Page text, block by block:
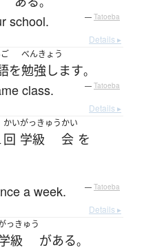
school. — Tatoeba
Details ▸
を
べんきょう
勉強します。
class. — Tatoeba
Details ▸
かい
回
がっきゅう
学級
かい
会 を
a week. — Tatoeba
Details ▸
っきゅう
級 がある。